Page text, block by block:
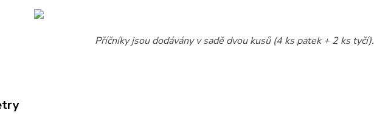
Příčníky jsou dodávány v sadě dvou kusů (4 ks patek + 2 ks tyčí).